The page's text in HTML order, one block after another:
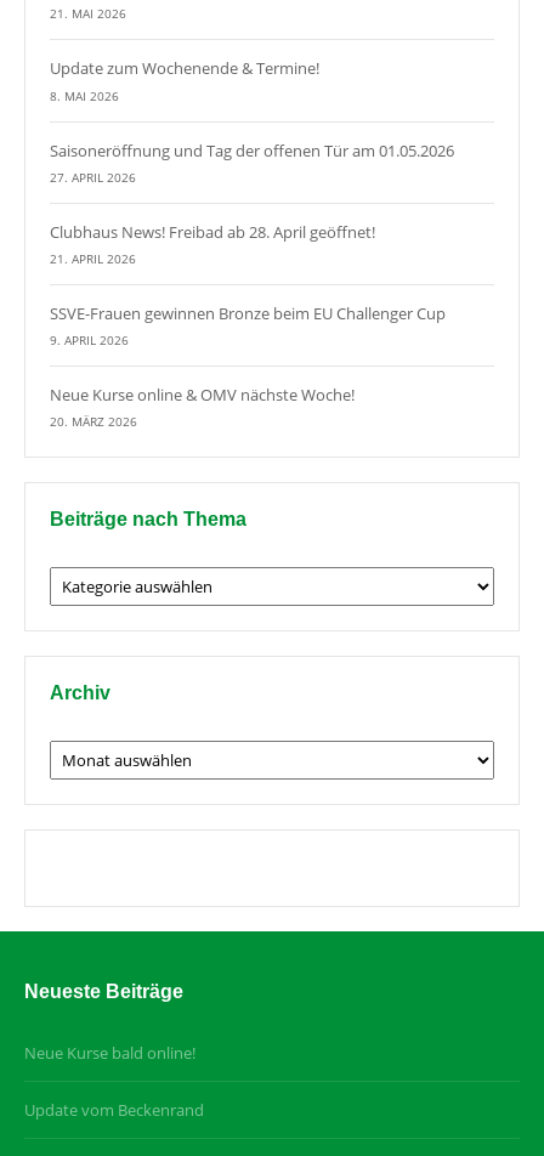
21. MAI 2026
Update zum Wochenende & Termine!
8. MAI 2026
Saisoneröffnung und Tag der offenen Tür am 01.05.2026
27. APRIL 2026
Clubhaus News! Freibad ab 28. April geöffnet!
21. APRIL 2026
SSVE-Frauen gewinnen Bronze beim EU Challenger Cup
9. APRIL 2026
Neue Kurse online & OMV nächste Woche!
20. MÄRZ 2026
Beiträge nach Thema
Beiträge
nach
Thema
Archiv
Archiv
Neueste Beiträge
Neue Kurse bald online!
Update vom Beckenrand